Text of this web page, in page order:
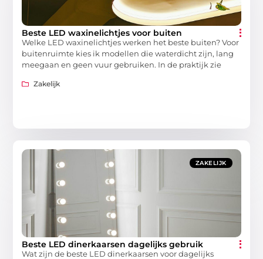
Beste LED waxinelichtjes voor buiten
Welke LED waxinelichtjes werken het beste buiten? Voor
buitenruimte kies ik modellen die waterdicht zijn, lang
meegaan en geen vuur gebruiken. In de praktijk zie
Zakelijk
ZAKELIJK
Beste LED dinerkaarsen dagelijks gebruik
Wat zijn de beste LED dinerkaarsen voor dagelijks